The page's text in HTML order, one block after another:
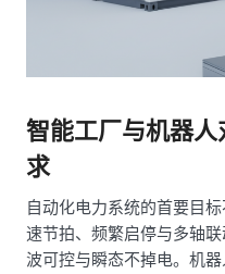
智能工厂与机器
求
自动化电力系统的首要目
速节拍、频繁启停与多轴
波可控与瞬态不掉电。机